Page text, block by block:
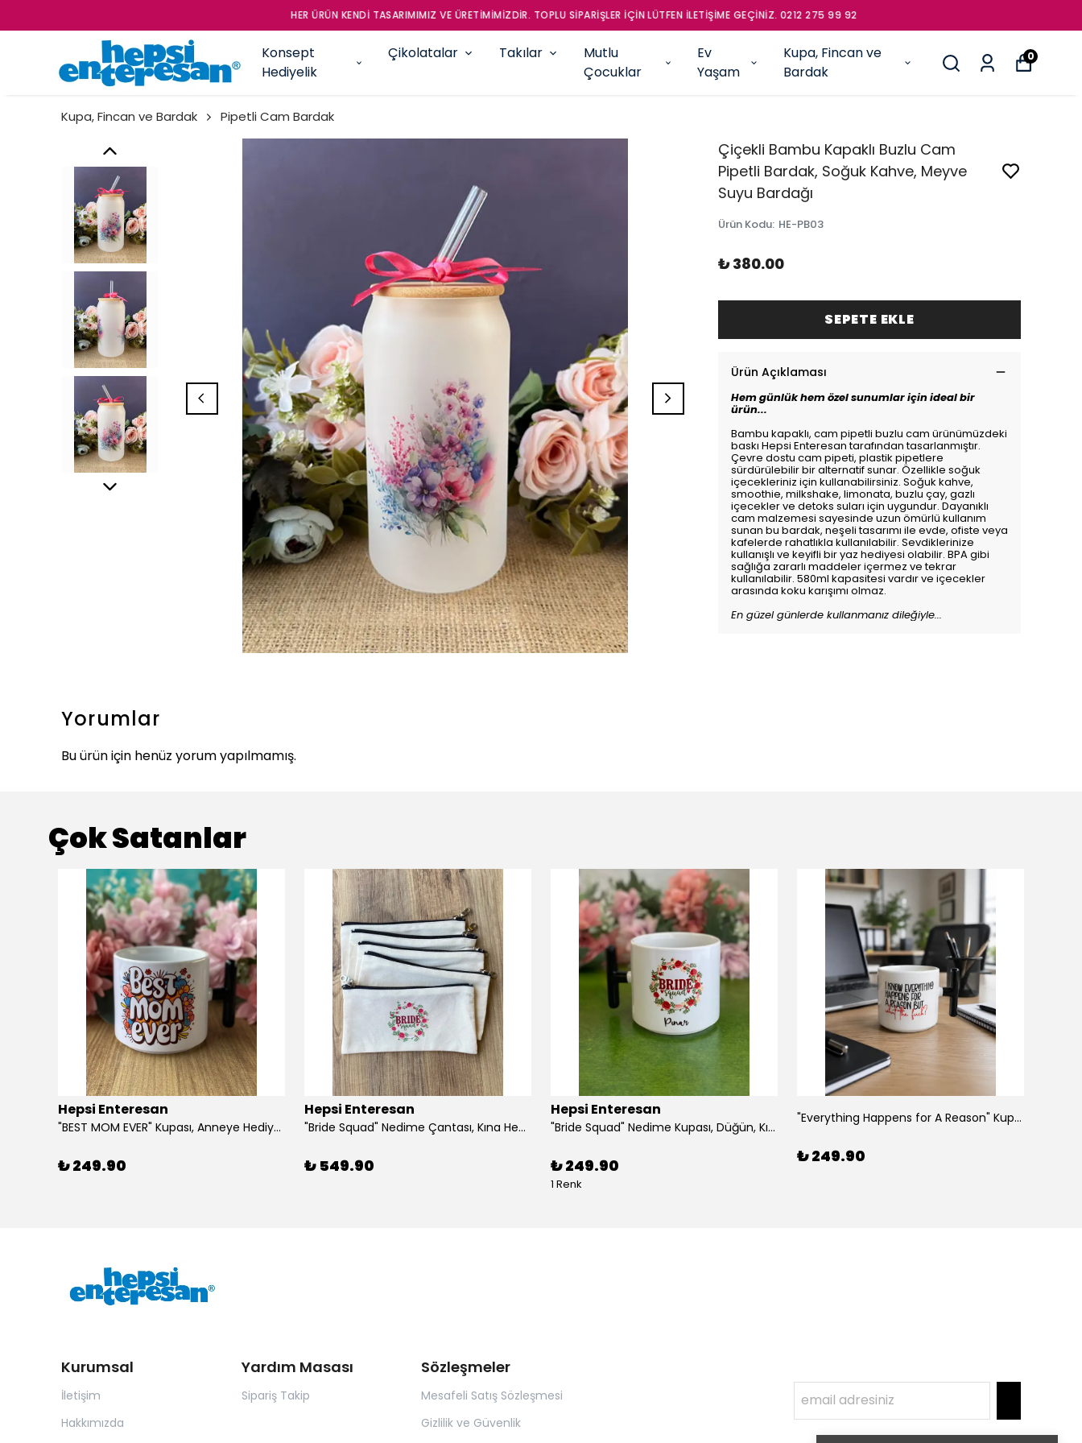
HER ÜRÜN KENDİ TASARIMIMIZ VE ÜRETİMİMİZDİR. TOPLU SİPARİŞLER İÇİN LÜTFEN İLETİŞİME GEÇİNİZ. 0212 275 99 92
Konsept
Hediyelik
Çikolatalar Takılar
Mutlu
Çocuklar
Ev
Yaşam
Kupa, Fincan ve
Bardak
0
Kupa, Fincan ve Bardak Pipetli Cam Bardak
Çiçekli Bambu Kapaklı Buzlu Cam
Pipetli Bardak, Soğuk Kahve, Meyve
Suyu Bardağı
Ürün Kodu: HE-PB03
₺ 380.00
SEPETE EKLE
Ürün Açıklaması
Hem günlük hem özel sunumlar için ideal bir
ürün...
Bambu kapaklı, cam pipetli buzlu cam ürünümüzdeki
baskı Hepsi Enteresan tarafından tasarlanmıştır.
Çevre dostu cam pipeti, plastik pipetlere
sürdürülebilir bir alternatif sunar. Özellikle soğuk
içecekleriniz için kullanabilirsiniz. Soğuk kahve,
smoothie, milkshake, limonata, buzlu çay, gazlı
içecekler ve detoks suları için uygundur. Dayanıklı
cam malzemesi sayesinde uzun ömürlü kullanım
sunan bu bardak, neşeli tasarımı ile evde, ofiste veya
kafelerde rahatlıkla kullanılabilir. Sevdiklerinize
kullanışlı ve keyifli bir yaz hediyesi olabilir. BPA gibi
sağlığa zararlı maddeler içermez ve tekrar
kullanılabilir. 580ml kapasitesi vardır ve içecekler
arasında koku karışımı olmaz.
En güzel günlerde kullanmanız dileğiyle...
Yorumlar
Bu ürün için henüz yorum yapılmamış.
Çok Satanlar
Hepsi Enteresan
"BEST MOM EVER" Kupası, Anneye Hediye, Anneler Günü, Porselen T Kupa
₺ 249.90
Hepsi Enteresan
"Bride Squad" Nedime Çantası, Kına Hediyesi, Düğün Hediyesi (5 adet)
₺ 549.90
Hepsi Enteresan
"Bride Squad" Nedime Kupası, Düğün, Kına Hediyesi
₺ 249.90
1 Renk
"Everything Happens for A Reason" Kupası, Arkadaşa Hediye
₺ 249.90
Kurumsal
İletişim
Hakkımızda
Yardım Masası
Sipariş Takip
Sözleşmeler
Mesafeli Satış Sözleşmesi
Gizlilik ve Güvenlik